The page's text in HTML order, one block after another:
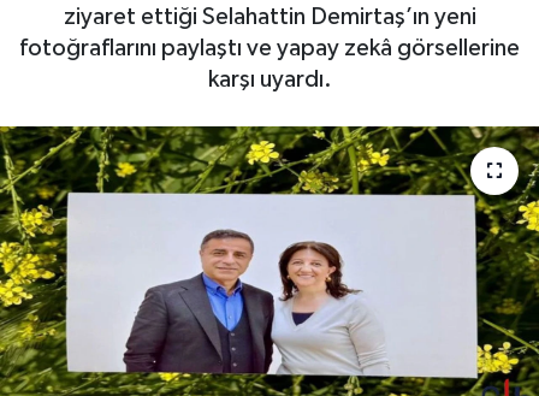
ziyaret ettiği Selahattin Demirtaş’ın yeni
fotoğraflarını paylaştı ve yapay zekâ görsellerine
karşı uyardı.
EĞİTİM
GÜNDEM
Hakkari Haber
İLGİNÇ HABERLER
KADIN
KÜLTÜR SANAT
Tüm Manşetler
Son Dakika Haberleri
Haber Arşivi